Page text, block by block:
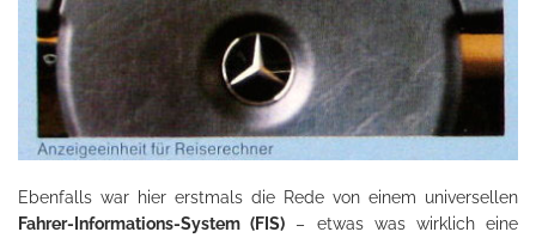
Ebenfalls war hier erstmals die Rede von einem universellen
Fahrer-Informations-System (FIS) – etwas was wirklich eine